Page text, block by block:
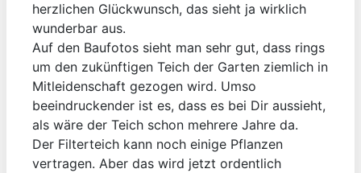
herzlichen Glückwunsch, das sieht ja wirklich
wunderbar aus.
Auf den Baufotos sieht man sehr gut, dass rings
um den zukünftigen Teich der Garten ziemlich in
Mitleidenschaft gezogen wird. Umso
beeindruckender ist es, dass es bei Dir aussieht,
als wäre der Teich schon mehrere Jahre da.
Der Filterteich kann noch einige Pflanzen
vertragen. Aber das wird jetzt ordentlich